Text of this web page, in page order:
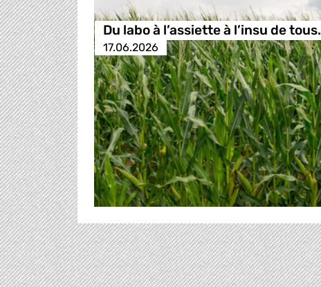
Du labo à l’assiette à l’insu de tous.
17.06.2026